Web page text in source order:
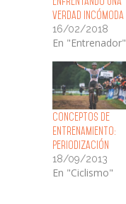
verdad incómoda
16/02/2018
En "Entrenador"
Conceptos de
Entrenamiento:
Periodización
18/09/2013
En "Ciclismo"